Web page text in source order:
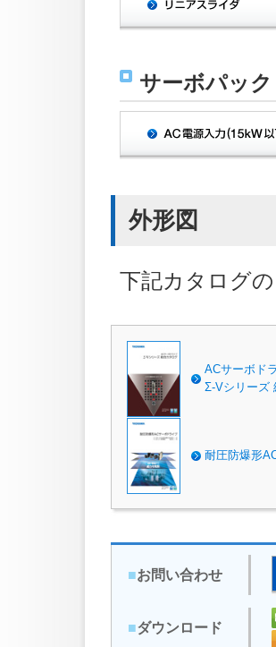
サーボパック
外形図
下記カタログ
ACサーボド
Σ-Vシリーズ
耐圧防爆形
■お問い合わせ
■ダウンロード